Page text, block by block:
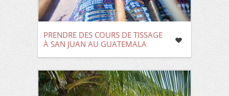
PRENDRE DES COURS DE TISSAGE
À SAN JUAN AU GUATEMALA